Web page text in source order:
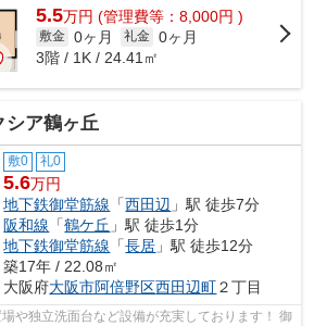
5.5万円 (管理費等：8,000円 )
敷金 0ヶ月 礼金 0ヶ月
3階 / 1K / 24.41㎡
シア鶴ヶ丘
敷0 礼0
5.6万円
地下鉄御堂筋線 「西田辺 」駅 徒歩7分
阪和線 「鶴ケ丘 」駅 徒歩1分
地下鉄御堂筋線 「長居 」駅 徒歩12分
築17年 / 22.08㎡
大阪府大阪市阿倍野区西田辺町２丁目
や独立洗面台など設備が充実しております！ 御